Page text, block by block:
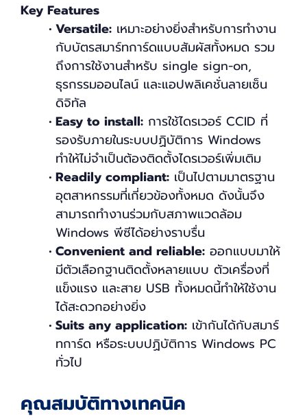
Key Features
Versatile:เหมาะอย่างยิ่งสำหรับการทำงาน
กับบัตรสมาร์ทการ์ดแบบสัมผัสทั้งหมด รวม
ถึงการใช้งานสำหรับ single sign-on,
ธุรกรรมออนไลน์ และแอปพลิเคชั่นลายเซ็น
ดิจิทัล
Easy to install:การใช้ไดรเวอร์ CCID ที่
รองรับภายในระบบปฏิบัติการ Windows
ทำให้ไม่จำเป็นต้องติดตั้งไดรเวอร์เพิ่มเติม
Readily compliant: เป็นไปตามมาตรฐาน
อุตสาหกรรมที่เกี่ยวข้องทั้งหมด ดังนั้นจึง
สามารถทำงานร่วมกับสภาพแวดล้อม
Windows พีซีได้อย่างราบรื่น
Convenient and reliable:ออกแบบมาให้
มีตัวเลือกฐานติดตั้งหลายแบบ ตัวเครื่องที่
แข็งแรง และสาย USB ทั้งหมดนี้ทำให้ใช้งาน
ได้สะดวกอย่างยิ่ง
Suits any application:เข้ากันได้กับสมาร์
ทการ์ด หรือระบบปฏิบัติการ Windows PC
ทั่วไป
คุณสมบัติทางเทคนิค